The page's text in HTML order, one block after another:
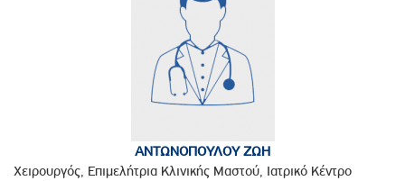
ΑΝΤΩΝΟΠΟΥΛΟΥ ΖΩΗ
Χειρουργός, Επιμελήτρια Κλινικής Μαστού, Ιατρικό Κέντρο